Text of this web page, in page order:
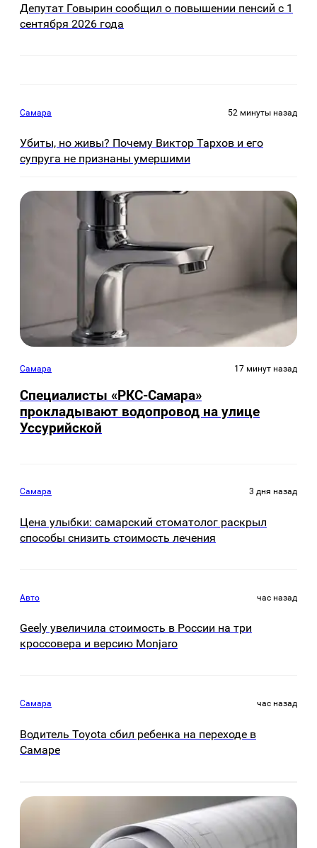
Депутат Говырин сообщил о повышении пенсий с 1
сентября 2026 года
Самара 52 минуты назад
Убиты, но живы? Почему Виктор Тархов и его
супруга не признаны умершими
Самара 17 минут назад
Специалисты «РКС-Самара»
прокладывают водопровод на улице
Уссурийской
Самара 3 дня назад
Цена улыбки: самарский стоматолог раскрыл
способы снизить стоимость лечения
Авто час назад
Geely увеличила стоимость в России на три
кроссовера и версию Monjaro
Самара час назад
Водитель Toyota сбил ребенка на переходе в
Самаре